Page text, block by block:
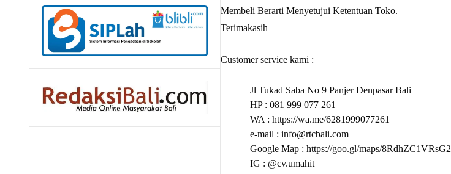
Membeli Berarti Menyetujui Ketentuan Toko.
Terimakasih
Customer service kami :
Jl Tukad Saba No 9 Panjer Denpasar Bali
HP : 081 999 077 261
WA : https://wa.me/6281999077261
e-mail : info@rtcbali.com
Google Map : https://goo.gl/maps/8RdhZC1VRsG2
IG : @cv.umahit